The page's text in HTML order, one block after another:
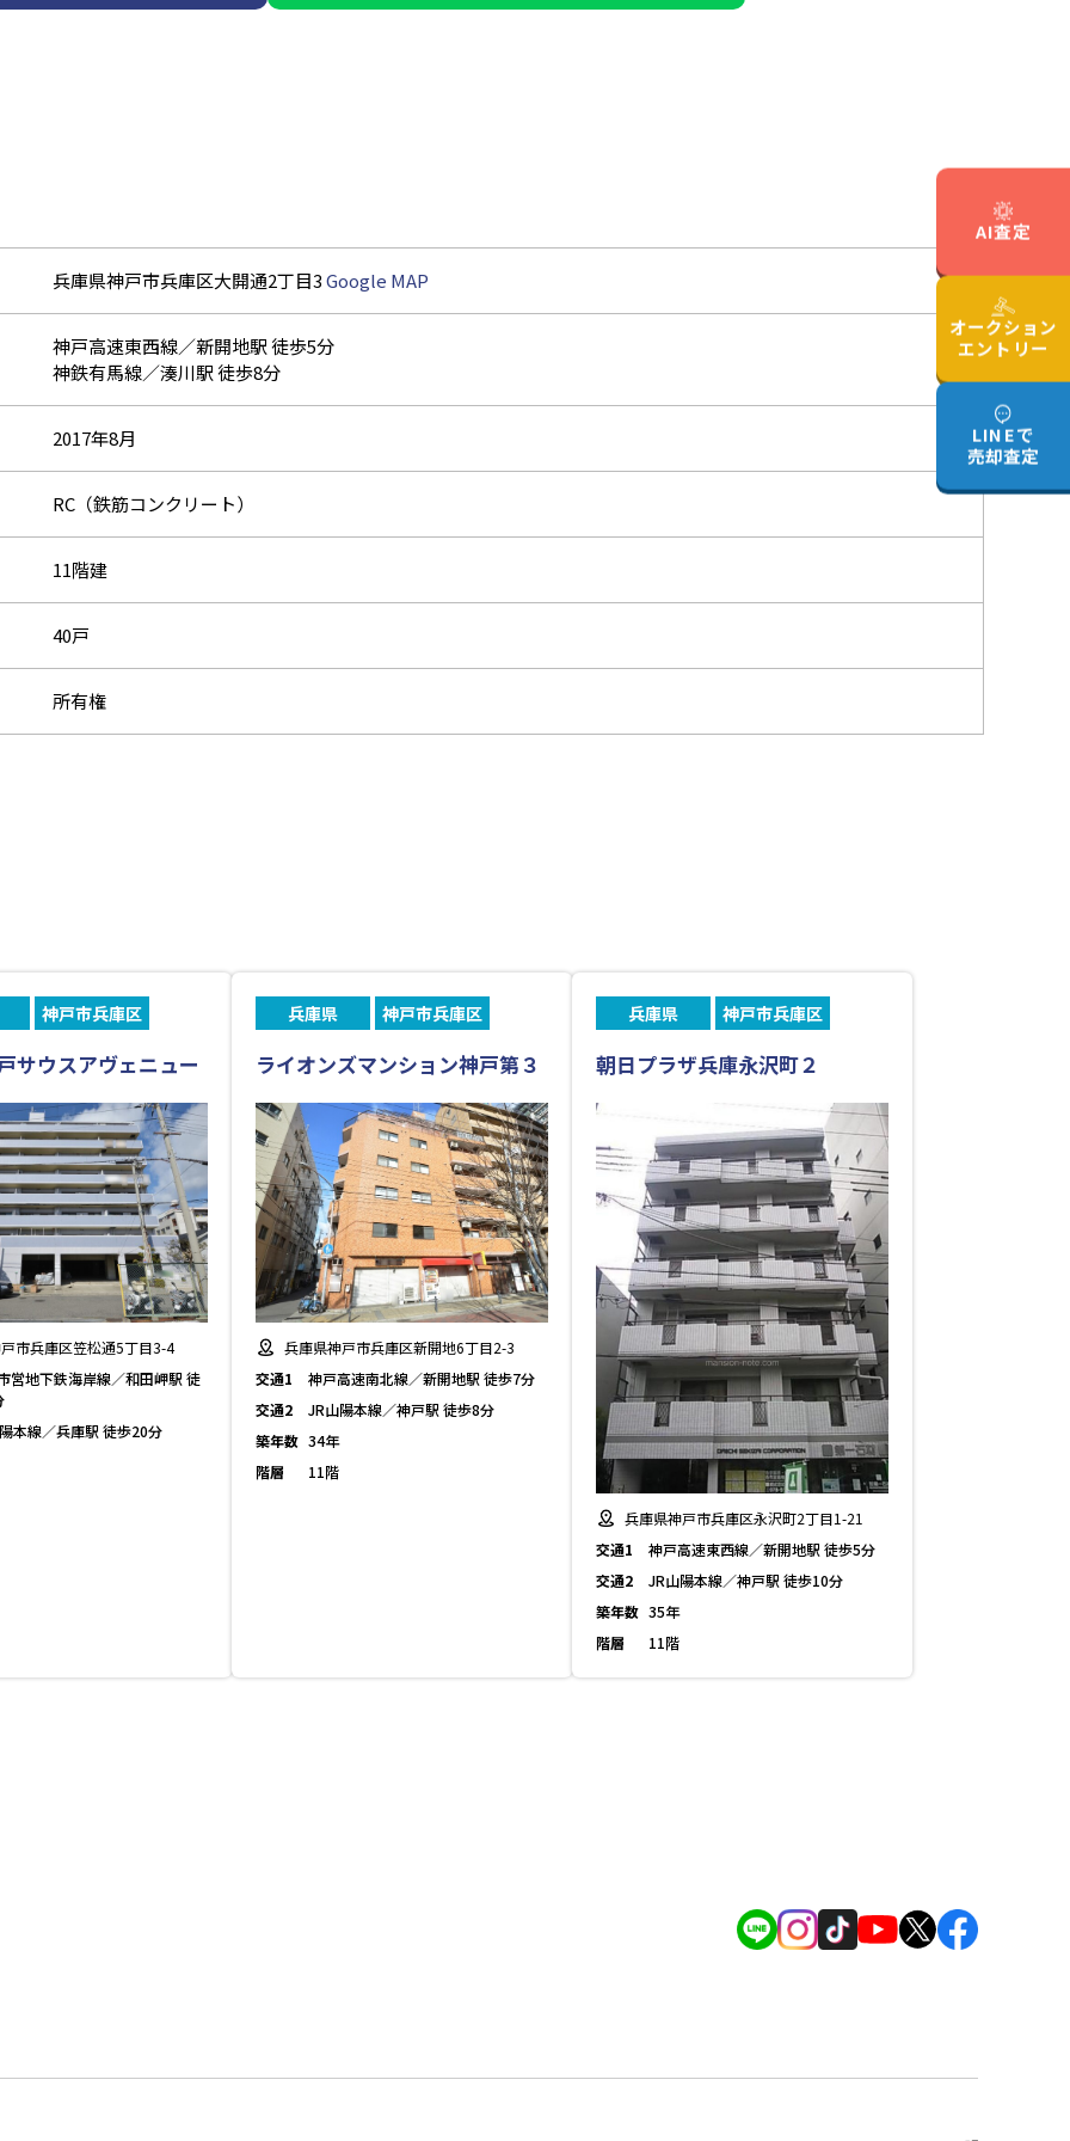
兵庫県神戸市兵庫区大開通2丁目3Google MAP
神戸高速東西線／新開地駅 徒歩5分
神鉄有馬線／湊川駅 徒歩8分
2017年8月
RC（鉄筋コンクリート）
11階建
40戸
所有権
神戸市兵庫区
サウスアヴェニュー
市兵庫区笠松通5丁目3-4
営地下鉄海岸線／和田岬駅 徒
本線／兵庫駅 徒歩20分
兵庫県 神戸市兵庫区
ライオンズマンション神戸第３
兵庫県神戸市兵庫区新開地6丁目2-3
交通1
神戸高速南北線／新開地駅 徒歩7分
交通2
JR山陽本線／神戸駅 徒歩8分
築年数 34年
階層
11階
兵庫県 神戸市兵庫区
朝日プラザ兵庫永沢町２
兵庫県神戸市兵庫区永沢町2丁目1-21
交通1
神戸高速東西線／新開地駅 徒歩5分
交通2
JR山陽本線／神戸駅 徒歩10分
築年数 35年
階層
11階
AI査定
オークション
エントリー
LINEで
売却査定